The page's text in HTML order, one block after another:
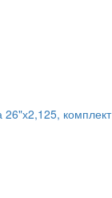
комплект